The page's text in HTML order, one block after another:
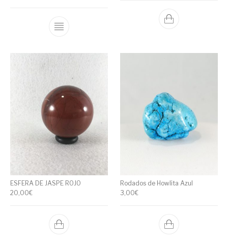
ESFERA DE JASPE ROJO
20,00€
Rodados de Howlita Azul
3,00€